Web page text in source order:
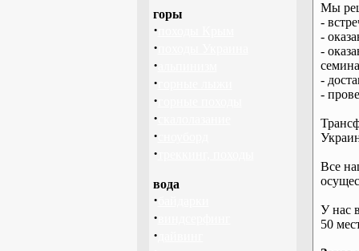
горы
·
·
·
·
·
·
·
·
вода
·
·
·
Мы
-
-
-
-
-
Все
У нас
50